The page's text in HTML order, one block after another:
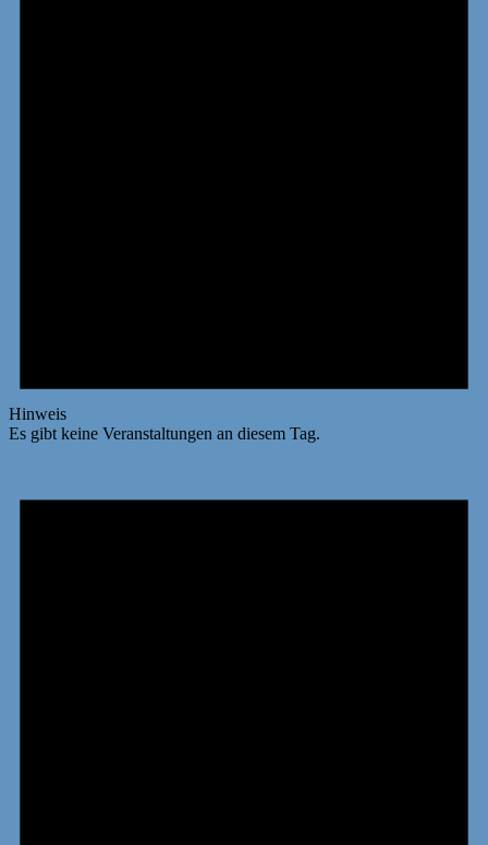
Hinweis
Es gibt keine Veranstaltungen an diesem Tag.